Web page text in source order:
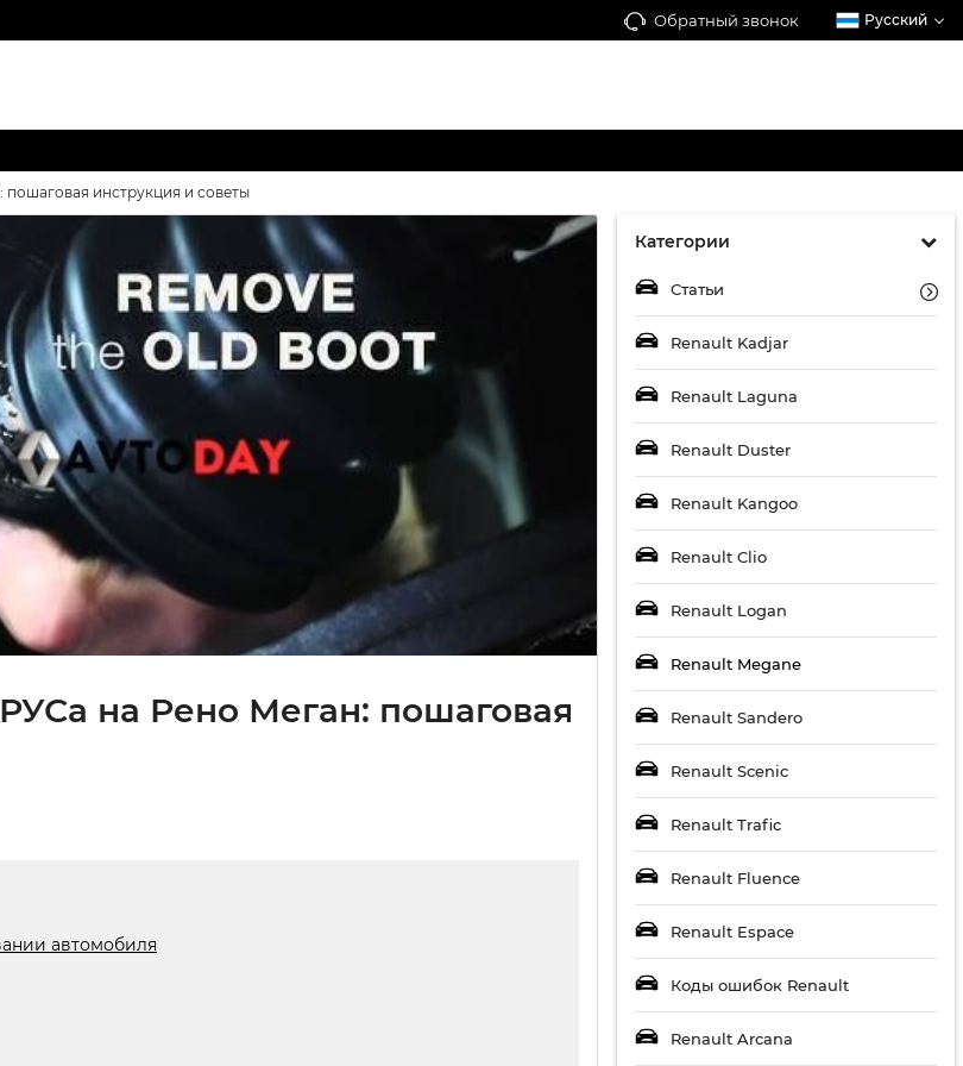
Обратный звонок Русский
инструкция и советы
Категории
Статьи
Renault Kadjar
Renault Laguna
Renault Duster
Renault Kangoo
Renault Clio
Renault Logan
Renault Megane
Renault Sandero
Renault Scenic
Renault Trafic
Renault Fluence
Renault Espace
Коды ошибок Renault
Renault Arcana
на Рено Меган: пошаговая
автомобиля